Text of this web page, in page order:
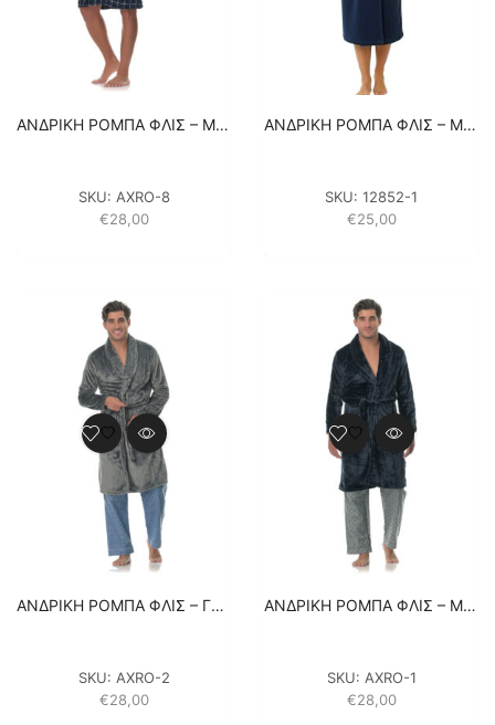
ΑΝΔΡΙΚΗ ΡΟΜΠΑ ΦΛΙΣ – ΜΕ ΡΙΓΕΣ ΜΠΛΕ ΣΚΟΥΡΟ
SKU: AXRO-8
€28,00
ΑΝΔΡΙΚΗ ΡΟΜΠΑ ΦΛΙΣ – ΜΠΛΕ ΣΚΟΥΡΟ
SKU: 12852-1
€25,00
ΑΝΔΡΙΚΗ ΡΟΜΠΑ ΦΛΙΣ – ΓΚΡΙ
SKU: AXRO-2
€28,00
ΑΝΔΡΙΚΗ ΡΟΜΠΑ ΦΛΙΣ – ΜΠΛΕ ΣΚΟΥΡΟ
SKU: AXRO-1
€28,00